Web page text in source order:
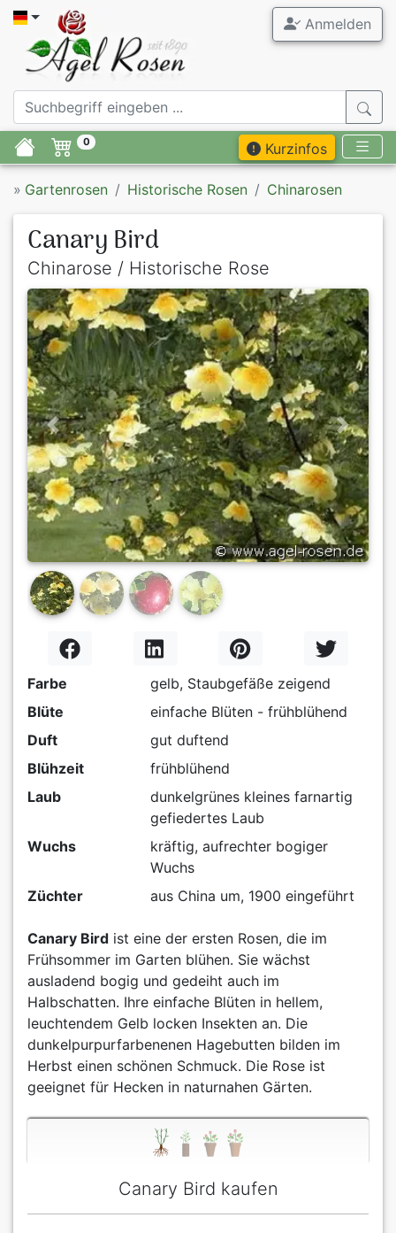
Anmelden
0 Kurzinfos
» Gartenrosen Historische Rosen Chinarosen
Canary Bird
Chinarose / Historische Rose
Previous Next
Farbe
gelb, Staubgefäße zeigend
Blüte
einfache Blüten - frühblühend
Duft
gut duftend
Blühzeit
frühblühend
Laub
dunkelgrünes kleines farnartig
gefiedertes Laub
Wuchs
kräftig, aufrechter bogiger
Wuchs
Züchter
aus China um, 1900 eingeführt
Canary Bird ist eine der ersten Rosen, die im
Frühsommer im Garten blühen. Sie wächst
ausladend bogig und gedeiht auch im
Halbschatten. Ihre einfache Blüten in hellem,
leuchtendem Gelb locken Insekten an. Die
dunkelpurpurfarbenenen Hagebutten bilden im
Herbst einen schönen Schmuck. Die Rose ist
geeignet für Hecken in naturnahen Gärten.
Canary Bird kaufen